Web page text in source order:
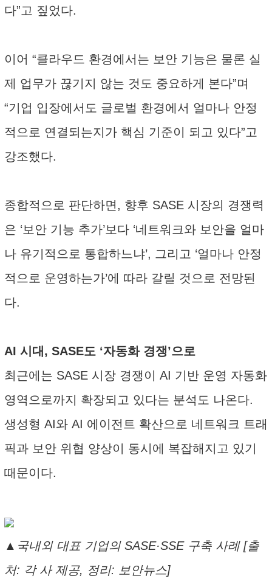
다”고 짚었다.
이어 “클라우드 환경에서는 보안 기능은 물론 실
제 업무가 끊기지 않는 것도 중요하게 본다”며
“기업 입장에서도 글로벌 환경에서 얼마나 안정
적으로 연결되는지가 핵심 기준이 되고 있다”고
강조했다.
종합적으로 판단하면, 향후 SASE 시장의 경쟁력
은 ‘보안 기능 추가’보다 ‘네트워크와 보안을 얼마
나 유기적으로 통합하느냐’, 그리고 ‘얼마나 안정
적으로 운영하는가’에 따라 갈릴 것으로 전망된
다.
AI 시대, SASE도 ‘자동화 경쟁’으로
최근에는 SASE 시장 경쟁이 AI 기반 운영 자동화
영역으로까지 확장되고 있다는 분석도 나온다.
생성형 AI와 AI 에이전트 확산으로 네트워크 트래
픽과 보안 위협 양상이 동시에 복잡해지고 있기
때문이다.
▲국내외 대표 기업의 SASE·SSE 구축 사례 [출
처: 각 사 제공, 정리: 보안뉴스]